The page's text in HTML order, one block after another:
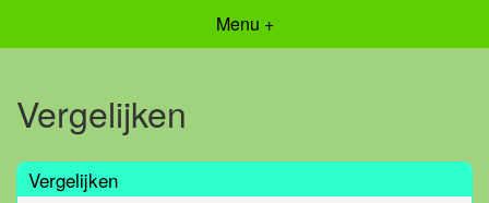
Menu +
Vergelijken
Vergelijken